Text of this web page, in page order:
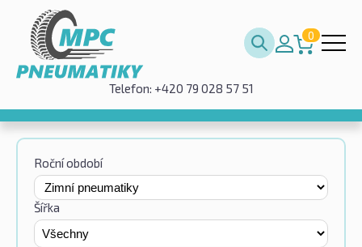
0
Telefon: +420 79 028 57 51
Roční období
Šířka